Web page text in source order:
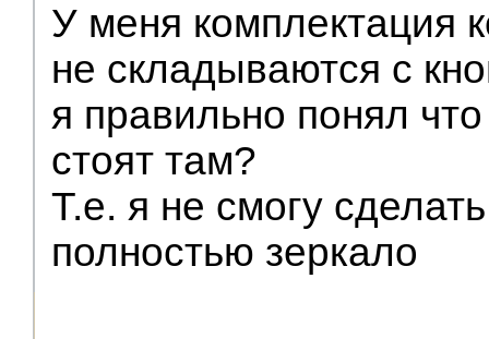
У меня комплектация
не складываются с
я правильно понял
стоят там?
Т.е. я не смогу
полностью зеркало